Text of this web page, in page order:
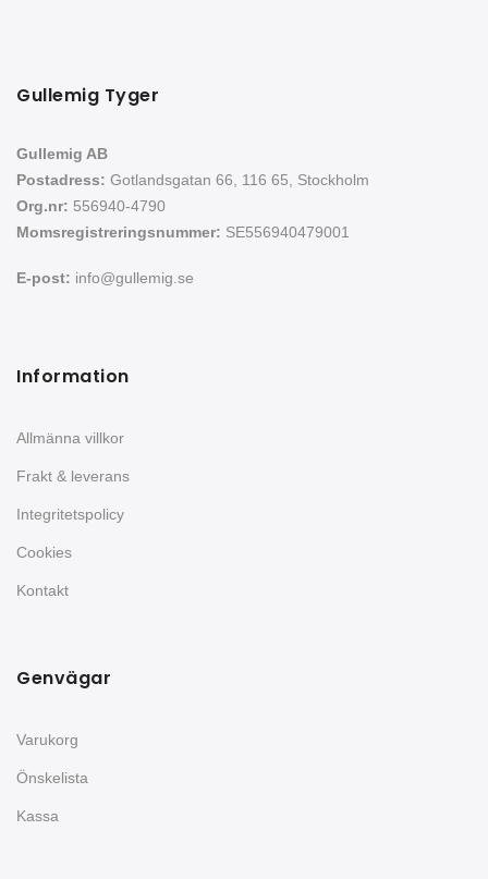
Gullemig Tyger
Gullemig AB
Postadress: Gotlandsgatan 66, 116 65, Stockholm
Org.nr: 556940-4790
Momsregistreringsnummer: SE556940479001
E-post: info@gullemig.se
Information
Allmänna villkor
Frakt & leverans
Integritetspolicy
Cookies
Kontakt
Genvägar
Varukorg
Önskelista
Kassa